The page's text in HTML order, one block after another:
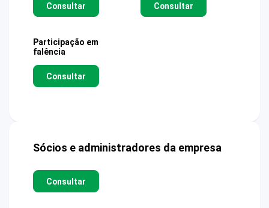
Consultar Consultar
Participação em
falência
Consultar
Sócios e administradores da empresa
Consultar